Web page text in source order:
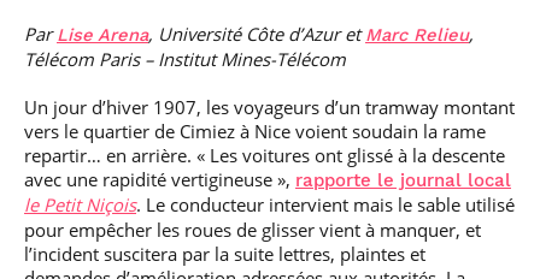
Mastère Spécialisé
ParLise Arena, Université Côte d’Azur etMarc Relieu,
Télécom Paris – Institut Mines-Télécom
Un jour d’hiver 1907, les voyageurs d’un tramway montant
vers le quartier de Cimiez à Nice voient soudain la rame
repartir… en arrière. « Les voitures ont glissé à la descente
avec une rapidité vertigineuse », rapporte le journal local
le Petit Niçois. Le conducteur intervient mais le sable utilisé
pour empêcher les roues de glisser vient à manquer, et
l’incident suscitera par la suite lettres, plaintes et